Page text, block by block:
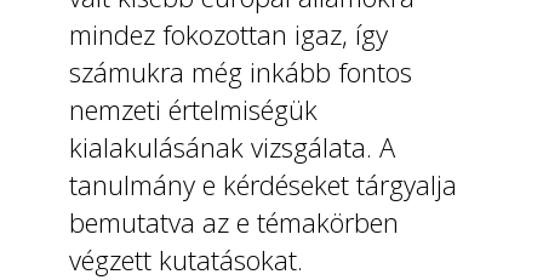
mindez fokozottan igaz, így
számukra még inkább fontos
nemzeti értelmiségük
kialakulásának vizsgálata. A
tanulmány e kérdéseket tárgyalja
bemutatva az e témakörben
végzett kutatásokat.